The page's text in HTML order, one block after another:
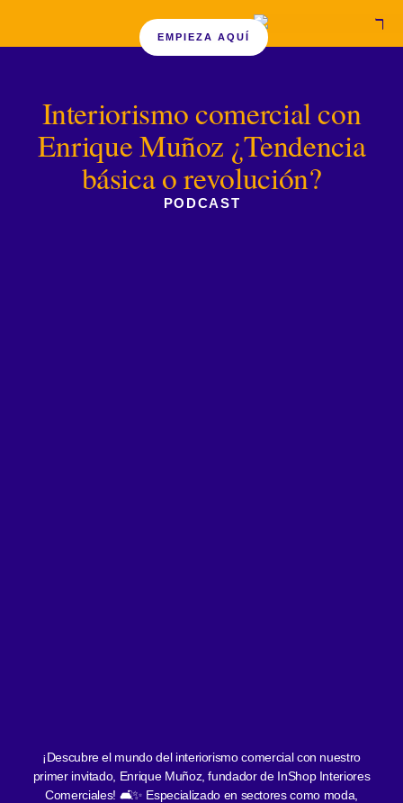
EMPIEZA AQUÍ
Interiorismo comercial con
Enrique Muñoz ¿Tendencia
básica o revolución?
PODCAST
¡Descubre el mundo del interiorismo comercial con nuestro
primer invitado, Enrique Muñoz, fundador de InShop Interiores
Comerciales! 🛋✨ Especializado en sectores como moda,